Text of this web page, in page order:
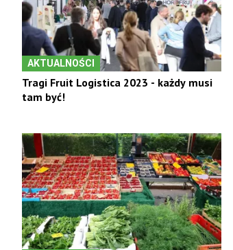
AKTUALNOŚCI
Tragi Fruit Logistica 2023 - każdy musi
tam być!